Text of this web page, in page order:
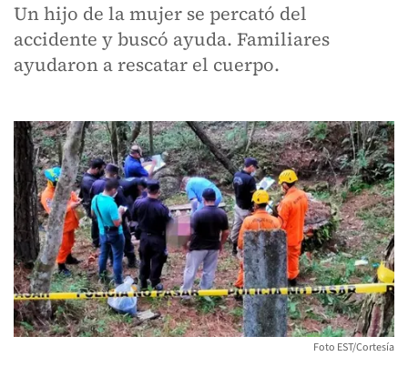
Un hijo de la mujer se percató del
accidente y buscó ayuda. Familiares
ayudaron a rescatar el cuerpo.
Foto EST/Cortesía